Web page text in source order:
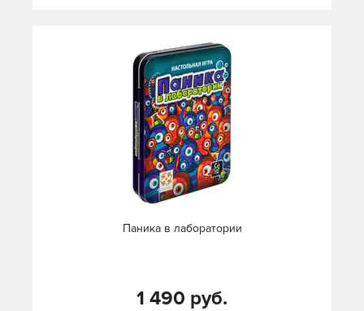
Паника в лаборатории
1 490 руб.